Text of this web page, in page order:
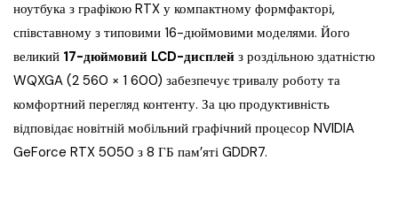
ноутбука з графікою RTX у компактному формфакторі,
співставному з типовими 16-дюймовими моделями. Його
великий 17-дюймовий LCD-дисплей з роздільною здатністю
WQXGA (2 560 × 1 600) забезпечує тривалу роботу та
комфортний перегляд контенту. За цю продуктивність
відповідає новітній мобільний графічний процесор NVIDIA
GeForce RTX 5050 з 8 ГБ пам’яті GDDR7.